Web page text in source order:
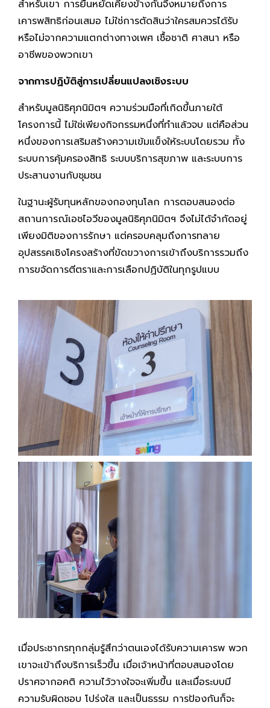
สำหรับเขา การยืนหยัดเคียงข้างกันจึงหมายถึงการ
เคารพสิทธิก่อนเสมอ ไม่ใช่การตัดสินว่าใครสมควรได้รับ
หรือไม่จากความแตกต่างทางเพศ เชื้อชาติ ศาสนา หรือ
อาชีพของพวกเขา
จากการปฏิบัติสู่การเปลี่ยนแปลงเชิงระบบ
สำหรับมูลนิธิศุภนิมิตฯ ความร่วมมือที่เกิดขึ้นภายใต้
โครงการนี้ ไม่ใช่เพียงกิจกรรมหนึ่งที่ทำแล้วจบ แต่คือส่วน
หนึ่งของการเสริมสร้างความเข้มแข็งให้ระบบโดยรวม ทั้ง
ระบบการคุ้มครองสิทธิ ระบบบริการสุขภาพ และระบบการ
ประสานงานกับชุมชน
ในฐานะผู้รับทุนหลักของกองทุนโลก การตอบสนองต่อ
สถานการณ์เอชไอวีของมูลนิธิศุภนิมิตฯ จึงไม่ได้จำกัดอยู่
เพียงมิติของการรักษา แต่ครอบคลุมถึงการทลาย
อุปสรรคเชิงโครงสร้างที่ขัดขวางการเข้าถึงบริการรวมถึง
การขจัดการตีตราและการเลือกปฏิบัติในทุกรูปแบบ
เมื่อประชากรทุกกลุ่มรู้สึกว่าตนเองได้รับความเคารพ พวก
เขาจะเข้าถึงบริการเร็วขึ้น เมื่อเจ้าหน้าที่ตอบสนองโดย
ปราศจากอคติ ความไว้วางใจจะเพิ่มขึ้น และเมื่อระบบมี
ความรับผิดชอบ โปร่งใส และเป็นธรรม การป้องกันก็จะ